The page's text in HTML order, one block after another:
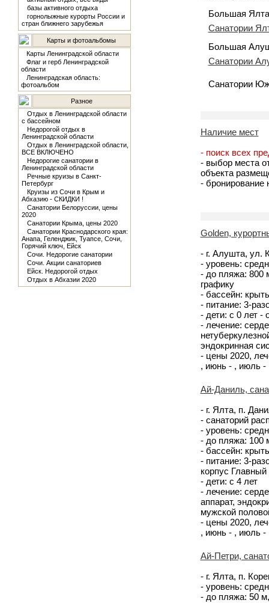
базы активного отдыха
горнолыжные курорты России и
стран ближнего зарубежья
Карты и фотоальбомы
Карты Ленинградской области
Флаг и герб Ленинградской
области
Ленинградская область:
фотоальбом
Разное
Отдых в Ленинградской области
с бассейном
Недорогой отдых в
Ленинградской области
Отдых в Ленинградской области,
ВСЕ ВКЛЮЧЕНО
Недорогие санатории в
Ленинградской области
Речные круизы в Санкт-
Петербург
Круизы из Сочи в Крым и
Абхазию - СКИДКИ !
Санатории Белоруссии, цены
2020
Санатории Крыма, цены 2020
Санатории Краснодарского края:
Анапа, Геленджик, Туапсе, Сочи,
Горячий ключ, Ейск
Сочи. Недорогие санатории
Сочи. Акции санаториев
Ейск. Недорогой отдых
Отдых в Абхазии 2020
Большая
Санатории
Большая
Санатории
Санатории
Наличие мест
- поиск всех
- выбор места
объекта
- бронирование
Golden,
- г. Алушта, ул.
- уровень:
- до пляжа: 800
графику
- бассейн:
- питание: 3-
- дети: с 0 лет -
- лечение:
эндокринная
- цены 2020,
, июнь - , июль -
Ай-Даниль,
- г. Ялта, п.
- санаторий
- уровень:
- до пляжа: 100
- бассейн:
- питание: 3-
корпус Главный
- дети: с 4 лет
- лечение:
аппарат,
мужской
- цены 2020,
, июнь - , июль -
Ай-Петри,
- г. Ялта, п.
- уровень:
- до пляжа: 50